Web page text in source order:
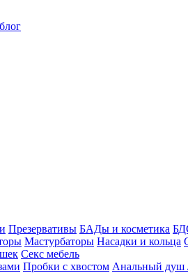
Презервативы БАДы и косметика
Мастурбаторы Насадки и кольца
Секс мебель
Пробки с хвостом Анальный душ